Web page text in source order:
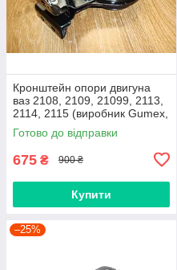
Кронштейн опори двигуна
ваз 2108, 2109, 21099, 2113,
2114, 2115 (виробник Gumex,
Польща)
Готово до відправки
675 ₴ 900 ₴
Купити
–25%